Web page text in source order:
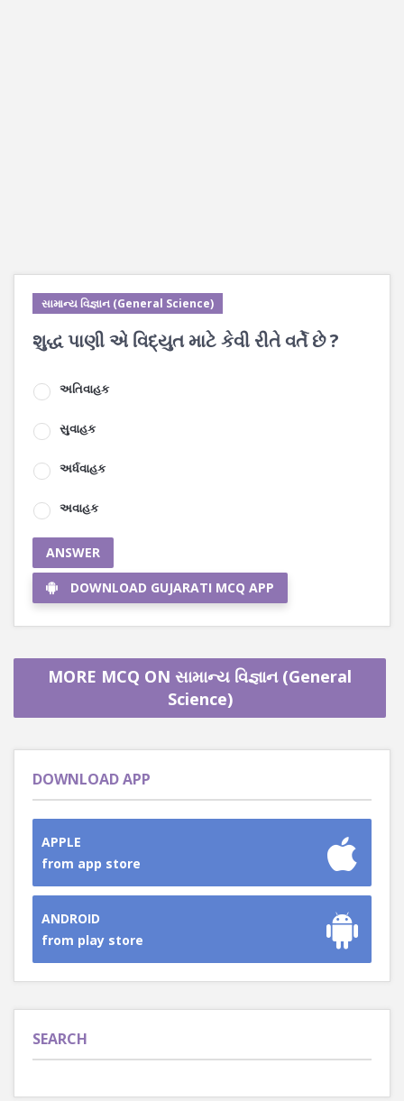
સામાન્ય વિજ્ઞાન (General Science)
શુદ્ધ પાણી એ વિદ્યુત માટે કેવી રીતે વર્તે છે ?
અતિવાહક
સુવાહક
અર્ધવાહક
અવાહક
ANSWER
DOWNLOAD GUJARATI MCQ APP
MORE MCQ ON સામાન્ય વિજ્ઞાન (General
Science)
DOWNLOAD APP
APPLE
from app store
ANDROID
from play store
SEARCH